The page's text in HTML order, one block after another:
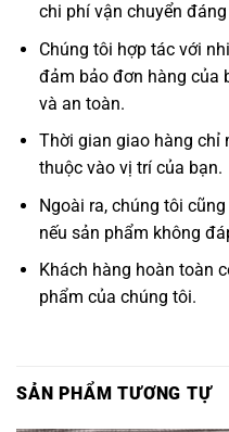
chi phí vận chuyển đáng
Chúng tôi hợp tác với
đảm bảo đơn hàng của
và an toàn.
Thời gian giao hàng chỉ
thuộc vào vị trí của bạn.
Ngoài ra, chúng tôi
nếu sản phẩm không
Khách hàng hoàn toàn
phẩm của chúng tôi.
SẢN PHẨM TƯƠNG TỰ